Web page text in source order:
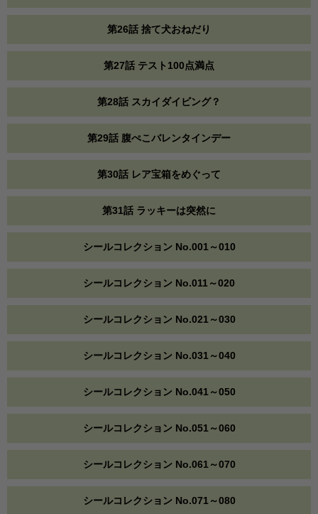
第26話 捨て犬おねだり
第27話 テスト100点満点
第28話 スカイダイビング？
第29話 腹ぺこバレンタインデー
第30話 レア宝箱をめぐって
第31話 ラッキーは突然に
シールコレクション No.001～010
シールコレクション No.011～020
シールコレクション No.021～030
シールコレクション No.031～040
シールコレクション No.041～050
シールコレクション No.051～060
シールコレクション No.061～070
シールコレクション No.071～080